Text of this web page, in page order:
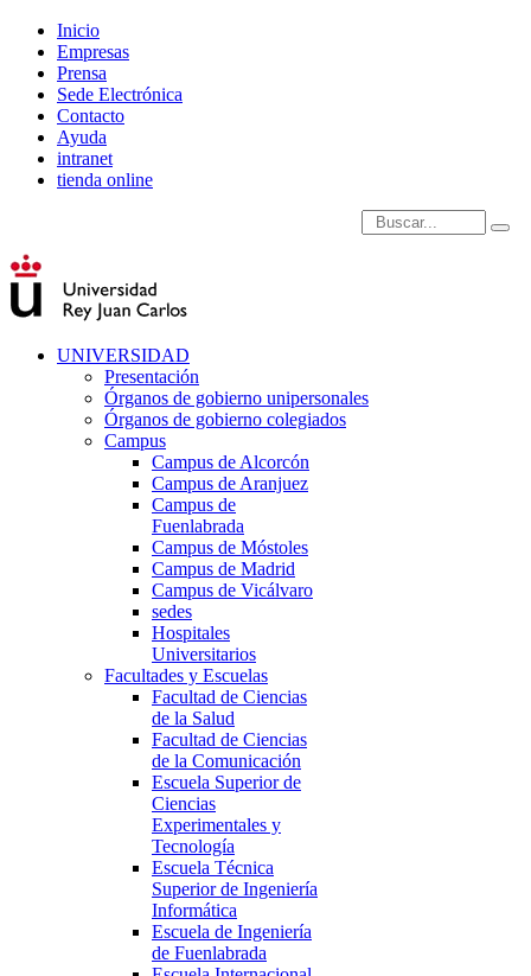
Inicio
Empresas
Prensa
Sede Electrónica
Contacto
Ayuda
intranet
tienda online
Introduce términos de
UNIVERSIDAD
Presentación
Órganos de gobierno unipersonales
Órganos de gobierno colegiados
Campus
Campus de Alcorcón
Campus de Aranjuez
Campus de
Fuenlabrada
Campus de Móstoles
Campus de Madrid
Campus de Vicálvaro
sedes
Hospitales
Universitarios
Facultades y Escuelas
Facultad de Ciencias
de la Salud
Facultad de Ciencias
de la Comunicación
Escuela Superior de
Ciencias
Experimentales y
Tecnología
Escuela Técnica
Superior de Ingeniería
Informática
Escuela de Ingeniería
de Fuenlabrada